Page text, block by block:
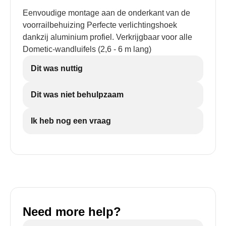
Eenvoudige montage aan de onderkant van de
voorrailbehuizing Perfecte verlichtingshoek
dankzij aluminium profiel. Verkrijgbaar voor alle
Dometic-wandluifels (2,6 - 6 m lang)
Dit was nuttig
Dit was niet behulpzaam
Ik heb nog een vraag
Need more help?